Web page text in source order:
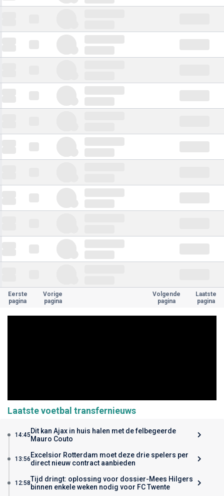
Eerste
pagina
Vorige
pagina
Volgende
pagina
Laatste
pagina
Laatste voetbal transfernieuws
14:45 Dit kan Ajax in huis halen met de felbegeerde
Mauro Couto
13:56 Excelsior Rotterdam moet deze drie spelers per
direct nieuw contract aanbieden
12:58Tijd dringt: oplossing voor dossier-Mees Hilgers
binnen enkele weken nodig voor FC Twente